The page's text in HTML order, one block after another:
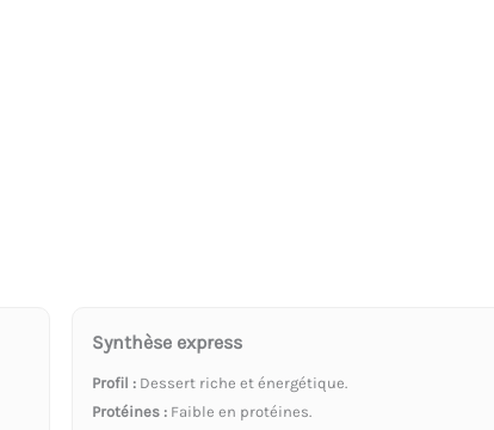
Synthèse express
Profil : Dessert riche et énergétique.
Protéines : Faible en protéines.